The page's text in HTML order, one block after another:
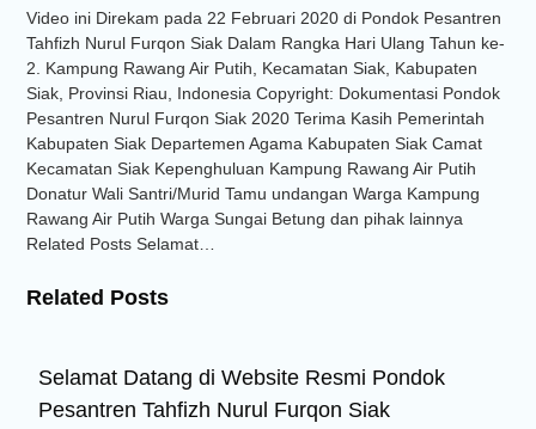
Video ini Direkam pada 22 Februari 2020 di Pondok Pesantren
Tahfizh Nurul Furqon Siak Dalam Rangka Hari Ulang Tahun ke-
2. Kampung Rawang Air Putih, Kecamatan Siak, Kabupaten
Siak, Provinsi Riau, Indonesia Copyright: Dokumentasi Pondok
Pesantren Nurul Furqon Siak 2020 Terima Kasih Pemerintah
Kabupaten Siak Departemen Agama Kabupaten Siak Camat
Kecamatan Siak Kepenghuluan Kampung Rawang Air Putih
Donatur Wali Santri/Murid Tamu undangan Warga Kampung
Rawang Air Putih Warga Sungai Betung dan pihak lainnya
Related Posts Selamat…
Related Posts
Selamat Datang di Website Resmi Pondok
Pesantren Tahfizh Nurul Furqon Siak